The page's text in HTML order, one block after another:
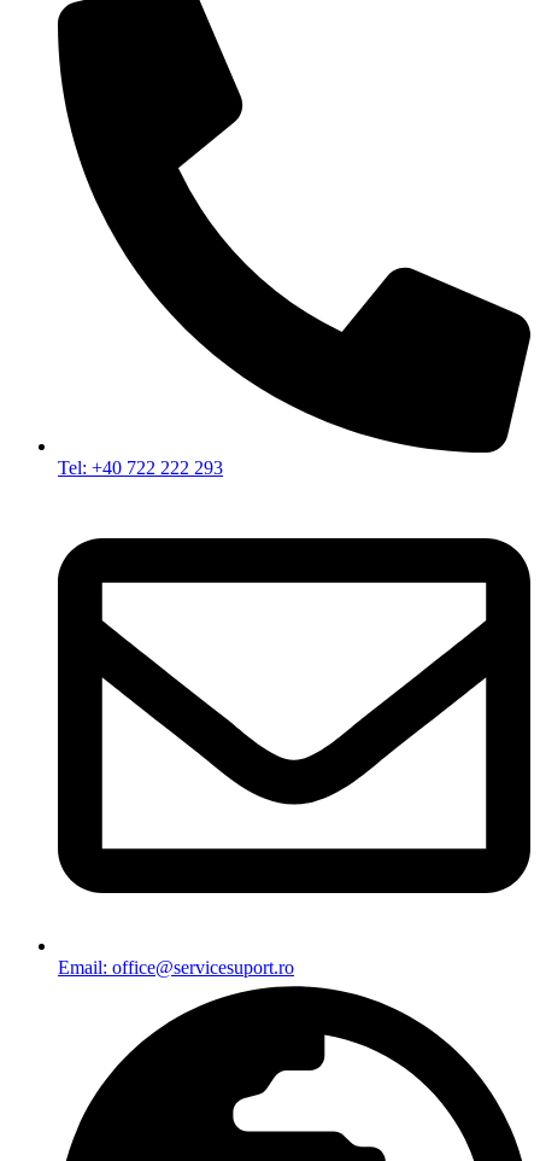
Tel: +40 722 222 293
Email: office@servicesuport.ro